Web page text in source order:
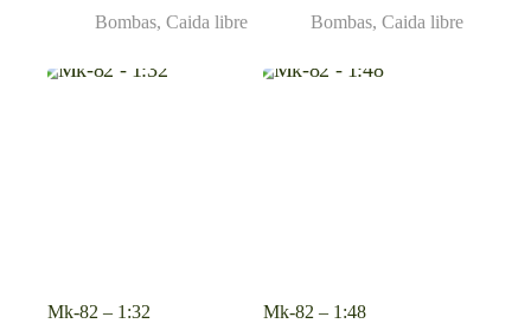
Bombas, Caida libre
Bombas,Caida libre
Mk-82 – 1:32
Mk-82 – 1:48